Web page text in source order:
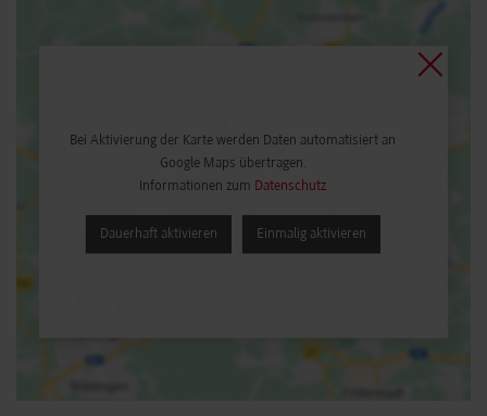
Bei Aktivierung der Karte werden Daten automatisiert an
Google Maps übertragen.
Informationen zum Datenschutz
Dauerhaft aktivieren Einmalig aktivieren